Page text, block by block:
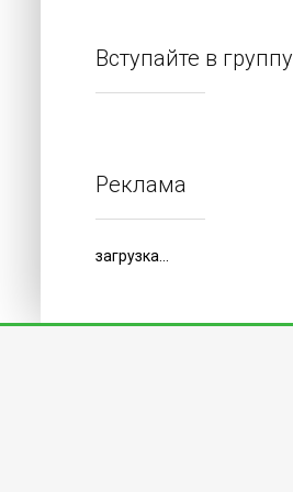
Вступайте в группу
Реклама
загрузка...